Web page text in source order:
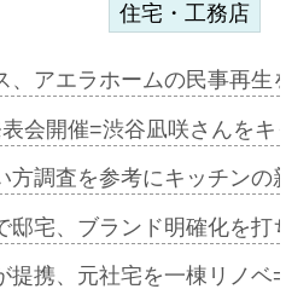
住宅・工務店
、アエラホームの民事再
会開催=渋谷凪咲さんを
方調査を参考にキッチン
邸宅、ブランド明確化を
提携、元社宅を一棟リノ